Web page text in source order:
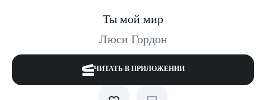
Ты мой мир
Люси Гордон
ЧИТАТЬ В ПРИЛОЖЕНИИ